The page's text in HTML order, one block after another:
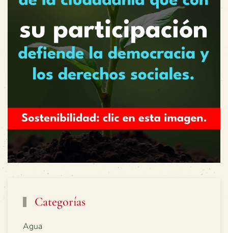
Categorías
Agua